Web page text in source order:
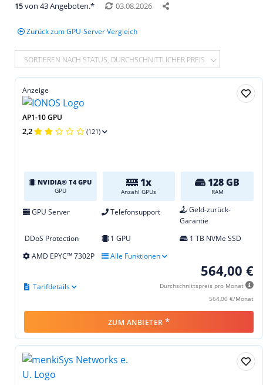
15von 43 Angeboten.* 03.08.2026
Zurück zum GPU-Server Vergleich
SORTIEREN NACH STATUS, DURCHSCHNITTLICHER PREIS
Anzeige
AP1-10 GPU
2,2 (121)
NVIDIA® T4 GPU
GPU
1x
Anzahl GPUs
128 GB
RAM
GPU Server Telefonsupport
Geld-zurück-
Garantie
DDoS Protection
1 GPU
1 TB NVMe SSD
AMD EPYC™ 7302P
Alle Funktionen
564,00 €
Durchschnittspreis pro Monat
564,00 €/Monat
Tarifdetails
ZUM ANBIETER *